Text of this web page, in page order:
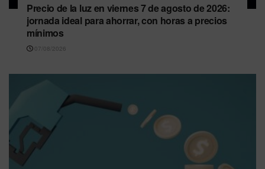
Precio de la luz en viernes 7 de agosto de 2026:
jornada ideal para ahorrar, con horas a precios
mínimos
07/08/2026